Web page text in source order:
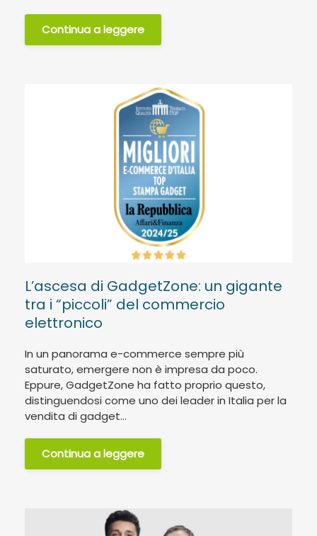
Continua a leggere
L’ascesa di GadgetZone: un gigante
tra i “piccoli” del commercio
elettronico
In un panorama e-commerce sempre più
saturato, emergere non è impresa da poco.
Eppure, GadgetZone ha fatto proprio questo,
distinguendosi come uno dei leader in Italia per la
vendita di gadget...
Continua a leggere